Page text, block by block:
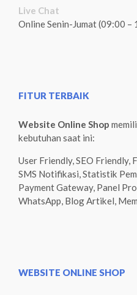
Live Chat
Online Senin-Jumat (09:00 –
FITUR TERBAIK
Website Online Shop
kebutuhan saat ini:
User Friendly, SEO Friendly,
SMS Notifikasi, Statistik
Payment Gateway, Panel
WhatsApp, Blog Artikel,
WEBSITE ONLINE SHOP